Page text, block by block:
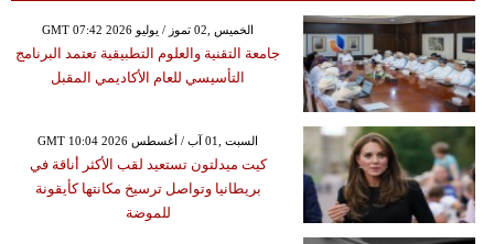
GMT 07:42 2026 الخميس ,02 تموز / يوليو
جامعة التقنية والعلوم التطبيقية تعتمد البرنامج
التأسيسي للعام الأكاديمي المقبل
GMT 10:04 2026 السبت ,01 آب / أغسطس
كيت ميدلتون تستعيد لقب الأكثر أناقة في
بريطانيا وتواصل ترسيخ مكانتها كأيقونة
للموضة